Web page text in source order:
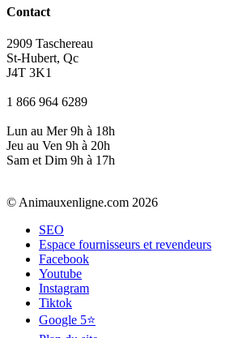
Contact
2909 Taschereau
St-Hubert, Qc
J4T 3K1
1 866 964 6289
Lun au Mer 9h à 18h
Jeu au Ven 9h à 20h
Sam et Dim 9h à 17h
© Animauxenligne.com 2026
SEO
Espace fournisseurs et revendeurs
Facebook
Youtube
Instagram
Tiktok
Google 5⭐